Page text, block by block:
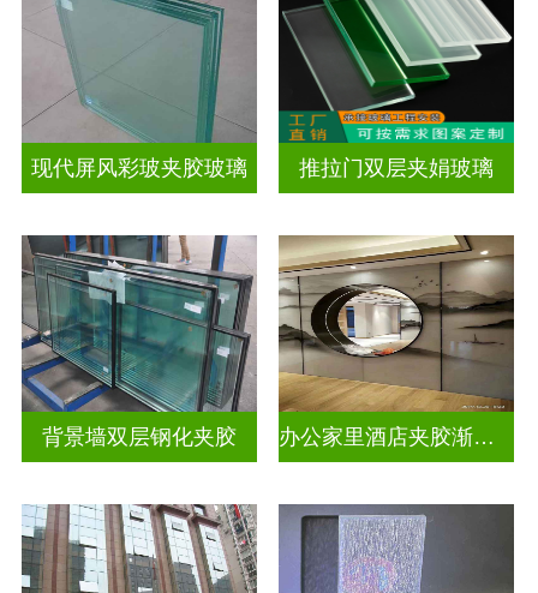
现代屏风彩玻夹胶玻璃 推拉门双层夹娟玻璃
背景墙双层钢化夹胶 办公家里酒店夹胶渐变玻璃